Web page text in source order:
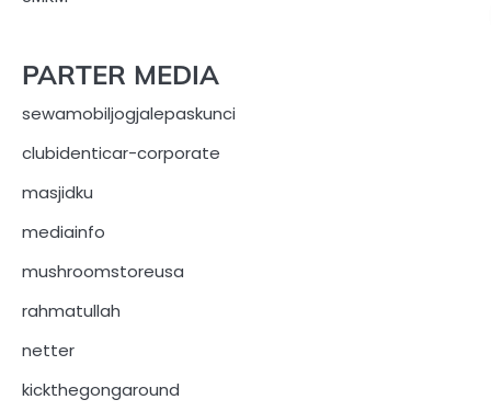
PARTER MEDIA
sewamobiljogjalepaskunci
clubidenticar-corporate
masjidku
mediainfo
mushroomstoreusa
rahmatullah
netter
kickthegongaround